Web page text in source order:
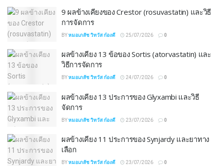
9 ผลข้างเคียงของ Crestor (rosuvastatin) และวิธี
การจัดการ
BYหมอเภสัช วิทวัส ก๋องดี 25/07/2026 0
ผลข้างเคียง 13 ข้อของ Sortis (atorvastatin) และ
วิธีการจัดการ
BYหมอเภสัช วิทวัส ก๋องดี 24/07/2026 0
ผลข้างเคียง 13 ประการของ Glyxambi และวิธี
จัดการ
BYหมอเภสัช วิทวัส ก๋องดี 23/07/2026 0
ผลข้างเคียง 11 ประการของ Synjardy และยาทาง
เลือก
BYหมอเภสัช วิทวัส ก๋องดี 23/07/2026 0